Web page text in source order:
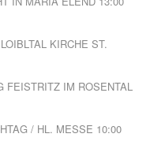
KIRCHE ST.
FEISTRITZ IM ROSENTAL
/ HL. MESSE 10:00